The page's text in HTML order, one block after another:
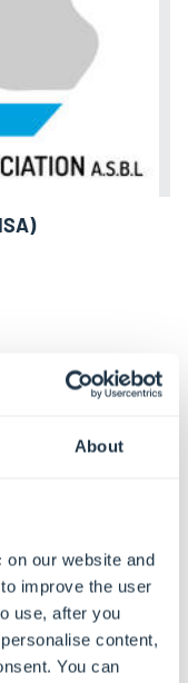
About
our website and
improve the user
use, after you
content,
You can